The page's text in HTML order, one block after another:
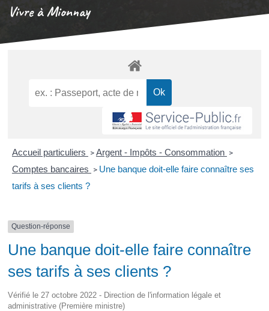
Vivre à Mionnay
Accueil particuliers > Argent - Impôts - Consommation >
Comptes bancaires > Une banque doit-elle faire connaître ses
tarifs à ses clients ?
Question-réponse
Une banque doit-elle faire connaître
ses tarifs à ses clients ?
Vérifié le 27 octobre 2022 - Direction de l'information légale et
administrative (Première ministre)